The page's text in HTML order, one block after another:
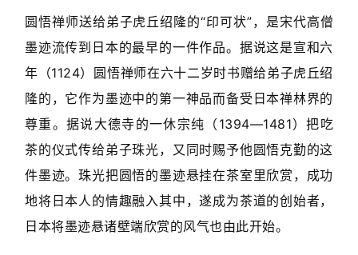
圆悟禅师送给弟子虎丘绍隆的“印可状”，是宋代高僧
墨迹流传到日本的最早的一件作品。据说这是宣和六
年（1124）圆悟禅师在六十二岁时书赠给弟子虎丘绍
隆的，它作为墨迹中的第一神品而备受日本禅林界的
尊重。据说大德寺的一休宗纯（1394—1481）把吃
茶的仪式传给弟子珠光，又同时赐予他圆悟克勤的这
件墨迹。珠光把圆悟的墨迹悬挂在茶室里欣赏，成功
地将日本人的情趣融入其中，遂成为茶道的创始者，
日本将墨迹悬诸壁端欣赏的风气也由此开始。